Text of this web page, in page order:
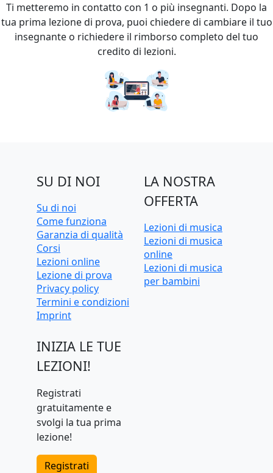
Ti metteremo in contatto con 1 o più insegnanti. Dopo la
tua prima lezione di prova, puoi chiedere di cambiare il tuo
insegnante o richiedere il rimborso completo del tuo
credito di lezioni.
SU DI NOI
Su di noi
Come funziona
Garanzia di qualità
Corsi
Lezioni online
Lezione di prova
Privacy policy
Termini e condizioni
Imprint
INIZIA LE TUE
LEZIONI!
Registrati
gratuitamente e
svolgi la tua prima
lezione!
Registrati
LA NOSTRA
OFFERTA
Lezioni di musica
Lezioni di musica
online
Lezioni di musica
per bambini